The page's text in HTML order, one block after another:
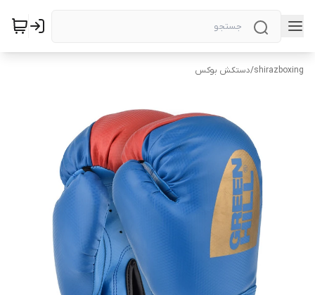
shirazboxing
/دستکش بوکس